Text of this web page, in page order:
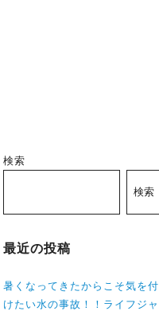
検索
検索
最近の投稿
暑くなってきたからこそ気を付
けたい水の事故！！ライフジャ